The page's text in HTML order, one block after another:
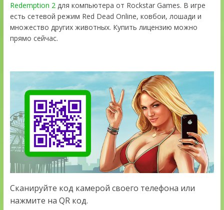
Redemption 2для компьютера от Rockstar Games. В игре
есть сетевой режим Red Dead Online, ковбои, лошади и
множество других животных. Купить лицензию можно
прямо сейчас.
Сканируйте код камерой своего телефона или
нажмите на QR код.